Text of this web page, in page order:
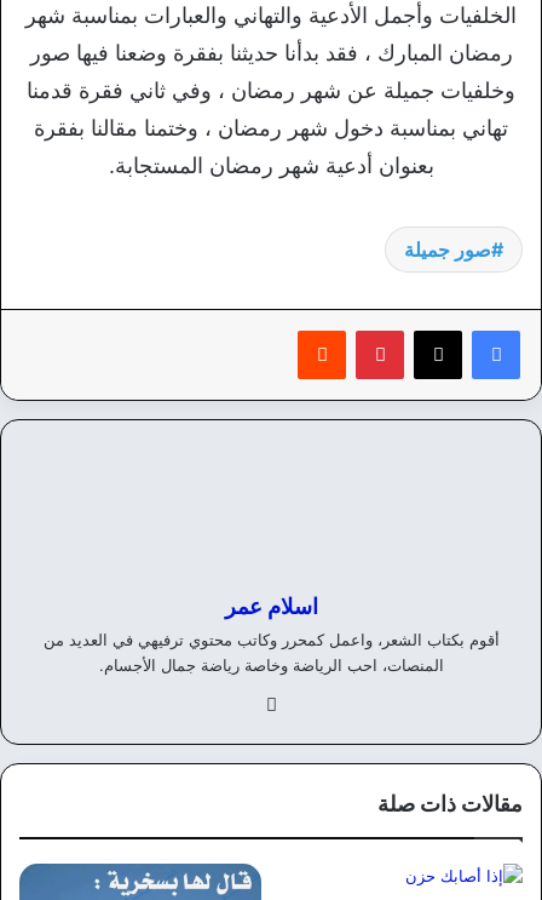
الخلفيات وأجمل الأدعية والتهاني والعبارات بمناسبة شهر
رمضان المبارك ، فقد بدأنا حديثنا بفقرة وضعنا فيها صور
وخلفيات جميلة عن شهر رمضان ، وفي ثاني فقرة قدمنا
تهاني بمناسبة دخول شهر رمضان ، وختمنا مقالنا بفقرة
بعنوان أدعية شهر رمضان المستجابة.
صور جميلة
بينتيريست
اسلام عمر
أقوم بكتاب الشعر، واعمل كمحرر وكاتب محتوي ترفيهي في العديد من
المنصات، احب الرياضة وخاصة رياضة جمال الأجسام.
وك
مقالات ذات صلة